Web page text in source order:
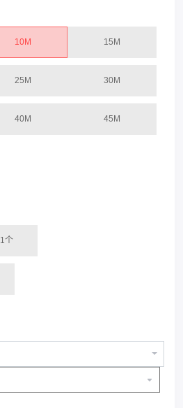
10M 15M
25M 30M
40M 45M
1个